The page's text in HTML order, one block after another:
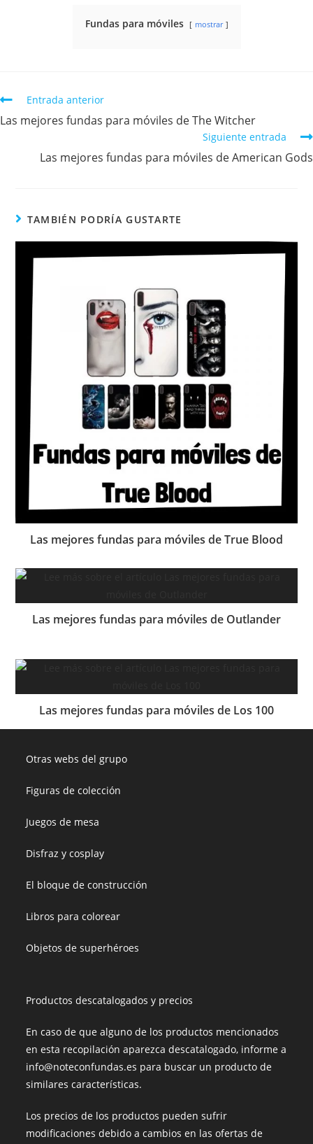
Fundas para móviles mostrar
Entrada anterior
Las mejores fundas para móviles de The Witcher
Siguiente entrada
Las mejores fundas para móviles de American Gods
TAMBIÉN PODRÍA GUSTARTE
Las mejores fundas para móviles de True Blood
Las mejores fundas para móviles de Outlander
Las mejores fundas para móviles de Los 100
Otras webs del grupo
Figuras de colección
Juegos de mesa
Disfraz y cosplay
El bloque de construcción
Libros para colorear
Objetos de superhéroes
Productos descatalogados y precios
En caso de que alguno de los productos mencionados
en esta recopilación aparezca descatalogado, informe a
info@noteconfundas.es para buscar un producto de
similares características.
Los precios de los productos pueden sufrir
modificaciones debido a cambios en las ofertas de